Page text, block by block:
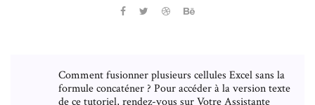
Comment fusionner plusieurs cellules Excel sans la
formule concaténer ? Pour accéder à la version texte
de ce tutoriel, rendez-vous sur Votre Assistante